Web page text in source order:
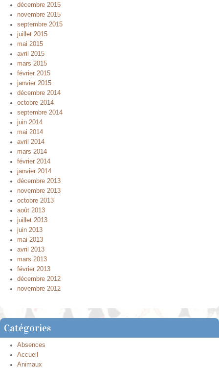
décembre 2015
novembre 2015
septembre 2015
juillet 2015
mai 2015
avril 2015
mars 2015
février 2015
janvier 2015
décembre 2014
octobre 2014
septembre 2014
juin 2014
mai 2014
avril 2014
mars 2014
février 2014
janvier 2014
décembre 2013
novembre 2013
octobre 2013
août 2013
juillet 2013
juin 2013
mai 2013
avril 2013
mars 2013
février 2013
décembre 2012
novembre 2012
Catégories
Absences
Accueil
Animaux